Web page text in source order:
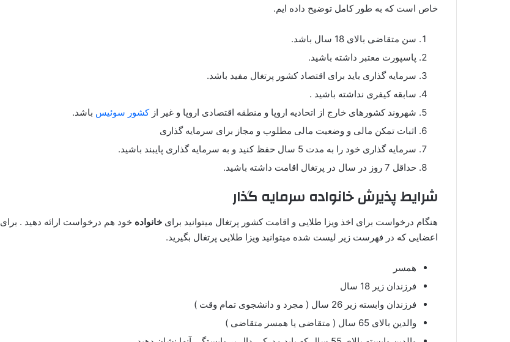
خاص است که به طور کامل توضیح داده ایم.
سن متقاضی بالای 18 سال باشد.
پاسپورت معتبر داشته باشید.
سرمایه گذاری باید برای اقتصاد کشور پرتغال مفید باشد.
سابقه کیفری نداشته باشید .
شهروند کشورهای خارج از اتحادیه اروپا و منطقه اقتصادی اروپا و غیر ازکشور سوئیس باشد.
اثبات تمکن مالی و وضعیت مالی مطلوب و مجاز برای سرمایه گذاری
سرمایه گذاری خود را به مدت 5 سال حفظ کنید و به سرمایه گذاری پایبند باشید.
حداقل 7 روز در سال در پرتغال اقامت داشته باشید.
شرایط پذیرش خانواده سرمایه گذار
هنگام درخواست برای اخذ ویزا طلایی و اقامت کشور پرتغال میتوانید برای خانواده خود هم درخواست ارائه دهید . برای
اعضایی که در فهرست زیر لیست شده میتوانید ویزا طلایی پرتغال بگیرید.
همسر
فرزندان زیر 18 سال
فرزندان وابسته زیر 26 سال ( مجرد و دانشجوی تمام وقت )
والدین بالای 65 سال (‌ متقاضی یا همسر متقاضی )‌